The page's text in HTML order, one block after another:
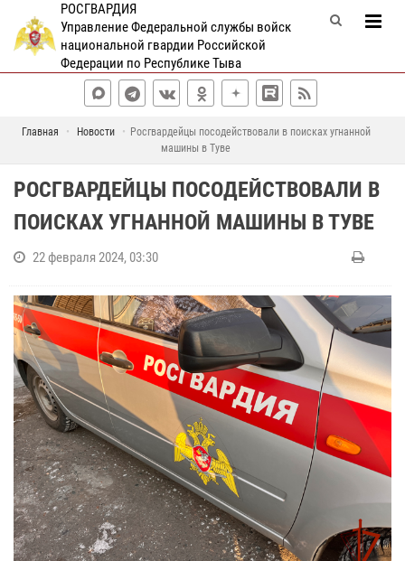
РОСГВАРДИЯ
Управление Федеральной службы войск
национальной гвардии Российской
Федерации по Республике Тыва
Главная Новости
Росгвардейцы посодействовали в поисках угнанной
машины в Туве
РОСГВАРДЕЙЦЫ ПОСОДЕЙСТВОВАЛИ В
ПОИСКАХ УГНАННОЙ МАШИНЫ В ТУВЕ
22 февраля 2024, 03:30